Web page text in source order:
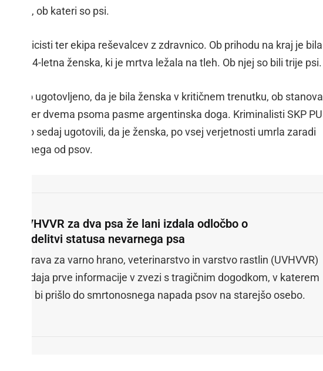
ob kateri so psi.
policisti ter ekipa reševalcev z zdravnico. Ob prihodu na kraj je
84-letna ženska, ki je mrtva ležala na tleh. Ob njej so bili trije psi.
je bilo ugotovljeno, da je bila ženska v kritičnem trenutku, ob
ter dvema psoma pasme argentinska doga. Kriminalisti SKP PU
ter do sedaj ugotovili, da je ženska, po vsej verjetnosti umrla zaradi
enega od psov.
UVHVVR za dva psa že lani izdala odločbo o
dodelitvi statusa nevarnega psa
Uprava za varno hrano, veterinarstvo in varstvo rastlin (UVHVVR)
podaja prve informacije v zvezi s tragičnim dogodkom, v katerem
naj bi prišlo do smrtonosnega napada psov na starejšo osebo.